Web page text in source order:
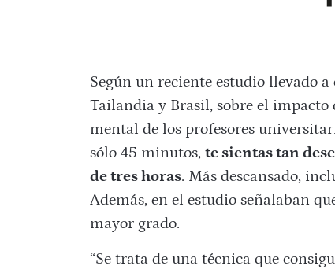
Según un reciente estudio llevado
Tailandia y Brasil, sobre el impacto
mental de los profesores
sólo 45 minutos, te sientas tan
de tres horas. Más descansado,
Además, en el estudio señalaban
mayor grado.
“Se trata de una técnica que